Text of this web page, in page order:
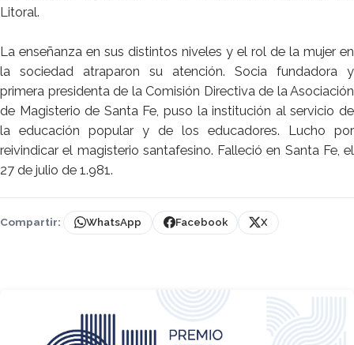
Litoral.
La enseñanza en sus distintos niveles y el rol de la mujer en
la sociedad atraparon su atención. Socia fundadora y
primera presidenta de la Comisión Directiva de la Asociación
de Magisterio de Santa Fe, puso la institución al servicio de
la educación popular y de los educadores. Lucho por
reivindicar el magisterio santafesino. Falleció en Santa Fe, el
27 de julio de 1.981.
Compartir: WhatsApp Facebook X